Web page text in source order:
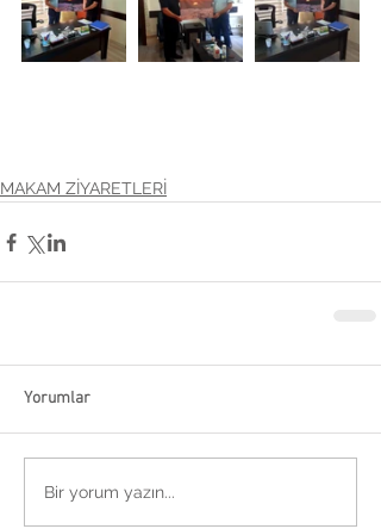
MAKAM ZİYARETLERİ
Yorumlar
Bir yorum yazın...